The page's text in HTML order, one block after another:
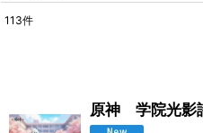
113件
原神 学院光影